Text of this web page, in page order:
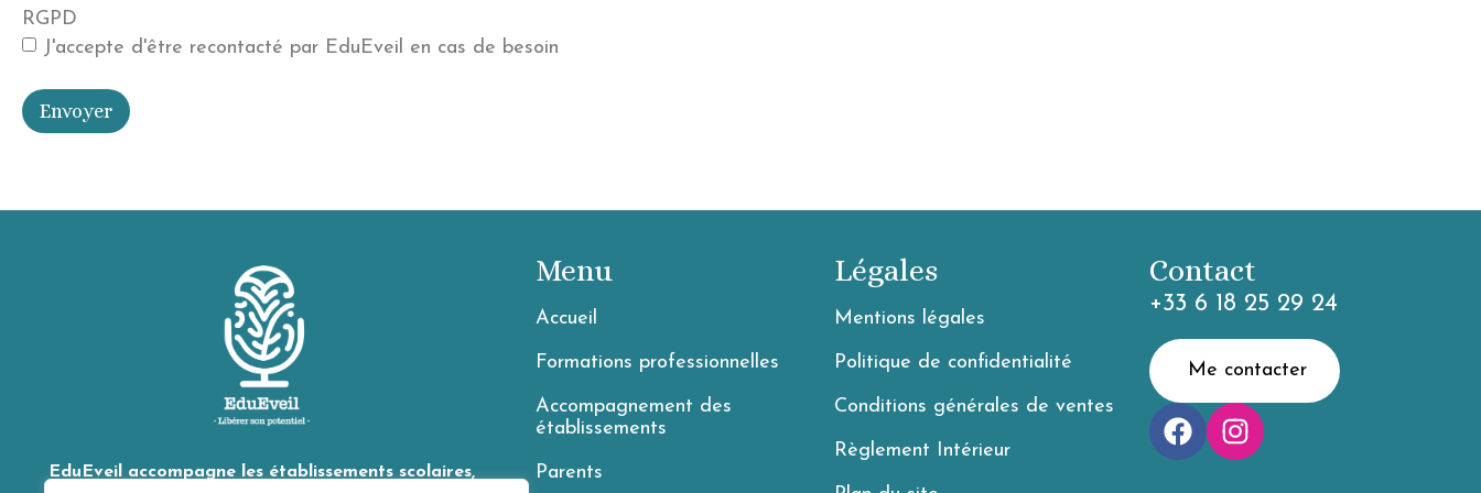
RGPD
J'accepte d'être recontacté par EduEveil en cas de besoin
Envoyer
EduEveil accompagne les établissements scolaires,
Menu
Accueil
Formations professionnelles
Accompagnement des
établissements
Parents
Légales
Mentions légales
Politique de confidentialité
Conditions générales de ventes
Règlement Intérieur
Contact
+33 6 18 25 29 24
Me contacter